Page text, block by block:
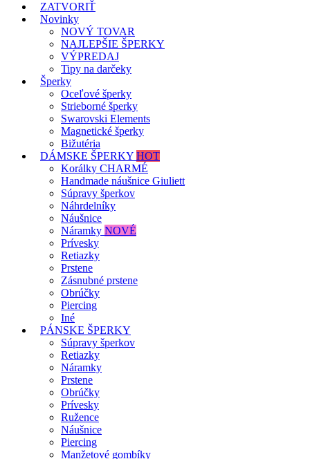
ZATVORIŤ
Novinky
NOVÝ TOVAR
NAJLEPŠIE ŠPERKY
VÝPREDAJ
Tipy na darčeky
Šperky
Oceľové šperky
Strieborné šperky
Swarovski Elements
Magnetické šperky
Bižutéria
DÁMSKE ŠPERKY HOT
Korálky CHARMÉ
Handmade náušnice Giuliett
Súpravy šperkov
Náhrdelníky
Náušnice
Náramky NOVÉ
Prívesky
Retiazky
Prstene
Zásnubné prstene
Obrúčky
Piercing
Iné
PÁNSKE ŠPERKY
Súpravy šperkov
Retiazky
Náramky
Prstene
Obrúčky
Prívesky
Ružence
Náušnice
Piercing
Manžetové gombíky